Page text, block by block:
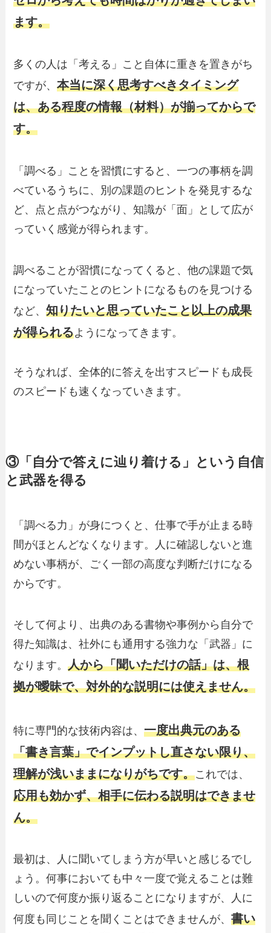
ます。
多くの人は「考える」こと自体に重きを置きがち
ですが、本当に深く思考すべきタイミング
は、ある程度の情報（材料）が揃ってからで
す。
「調べる」ことを習慣にすると、一つの事柄を調
べているうちに、別の課題のヒントを発見するな
ど、点と点がつながり、知識が「面」として広が
っていく感覚が得られます。
調べることが習慣になってくると、他の課題で気
になっていたことのヒントになるものを見つける
など、知りたいと思っていたこと以上の成果
が得られるようになってきます。
そうなれば、全体的に答えを出すスピードも成長
のスピードも速くなっていきます。
③「自分で答えに辿り着ける」という自信
と武器を得る
「調べる力」が身につくと、仕事で手が止まる時
間がほとんどなくなります。人に確認しないと進
めない事柄が、ごく一部の高度な判断だけになる
からです。
そして何より、出典のある書物や事例から自分で
得た知識は、社外にも通用する強力な「武器」に
なります。人から「聞いただけの話」は、根
拠が曖昧で、対外的な説明には使えません。
特に専門的な技術内容は、一度出典元のある
「書き言葉」でインプットし直さない限り、
理解が浅いままになりがちです。これでは、
応用も効かず、相手に伝わる説明はできませ
ん。
最初は、人に聞いてしまう方が早いと感じるでし
ょう。何事においても中々一度で覚えることは難
しいので何度か振り返ることになりますが、人に
何度も同じことを聞くことはできませんが、書い